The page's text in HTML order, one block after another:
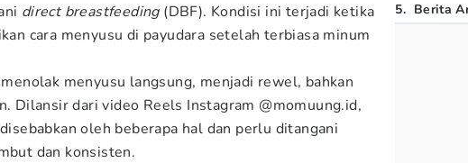
direct breastfeeding(DBF). Kondisi ini terjadi ketika
cara menyusu di payudara setelah terbiasa minum
menyusu langsung, menjadi rewel, bahkan
Dilansir dari video Reels Instagram @momuung.id,
oleh beberapa hal dan perlu ditangani
dan konsisten.
5. Berita